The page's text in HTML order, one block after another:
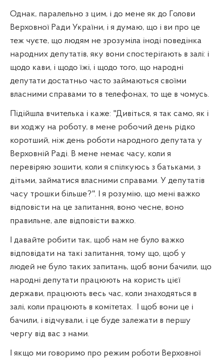
Однак, паралельно з цим, і до мене як до Голови
Верховної Ради України, і я думаю, що і ви про це
теж чуєте, що людям не зрозуміла іноді поведінка
народних депутатів, яку вони спостерігають в залі: і
щодо кави, і щодо їжі, і щодо того, що народні
депутати достатньо часто займаються своїми
власними справами то в телефонах, то ще в чомусь.
Підійшла вчителька і каже: "Дивіться, я так само, як і
ви ходжу на роботу, в мене робочий день рідко
коротший, ніж день роботи народного депутата у
Верховній Раді. В мене немає часу, коли я
перевіряю зошити, коли я спілкуюсь з батьками, з
дітьми, займатися власними справами. У депутатів
часу трошки більше?". І я розумію, що мені важко
відповісти на це запитання, воно чесне, воно
правильне, але відповісти важко.
І давайте робити так, щоб нам не було важко
відповідати на такі запитання, тому що, щоб у
людей не було таких запитань, щоб вони бачили, що
народні депутати працюють на користь цієї
держави, працюють весь час, коли знаходяться в
залі, коли працюють в комітетах.
І щоб вони це і
бачили, і відчували, і це буде залежати в першу
чергу від вас з нами.
І якщо ми говоримо про режим роботи Верховної